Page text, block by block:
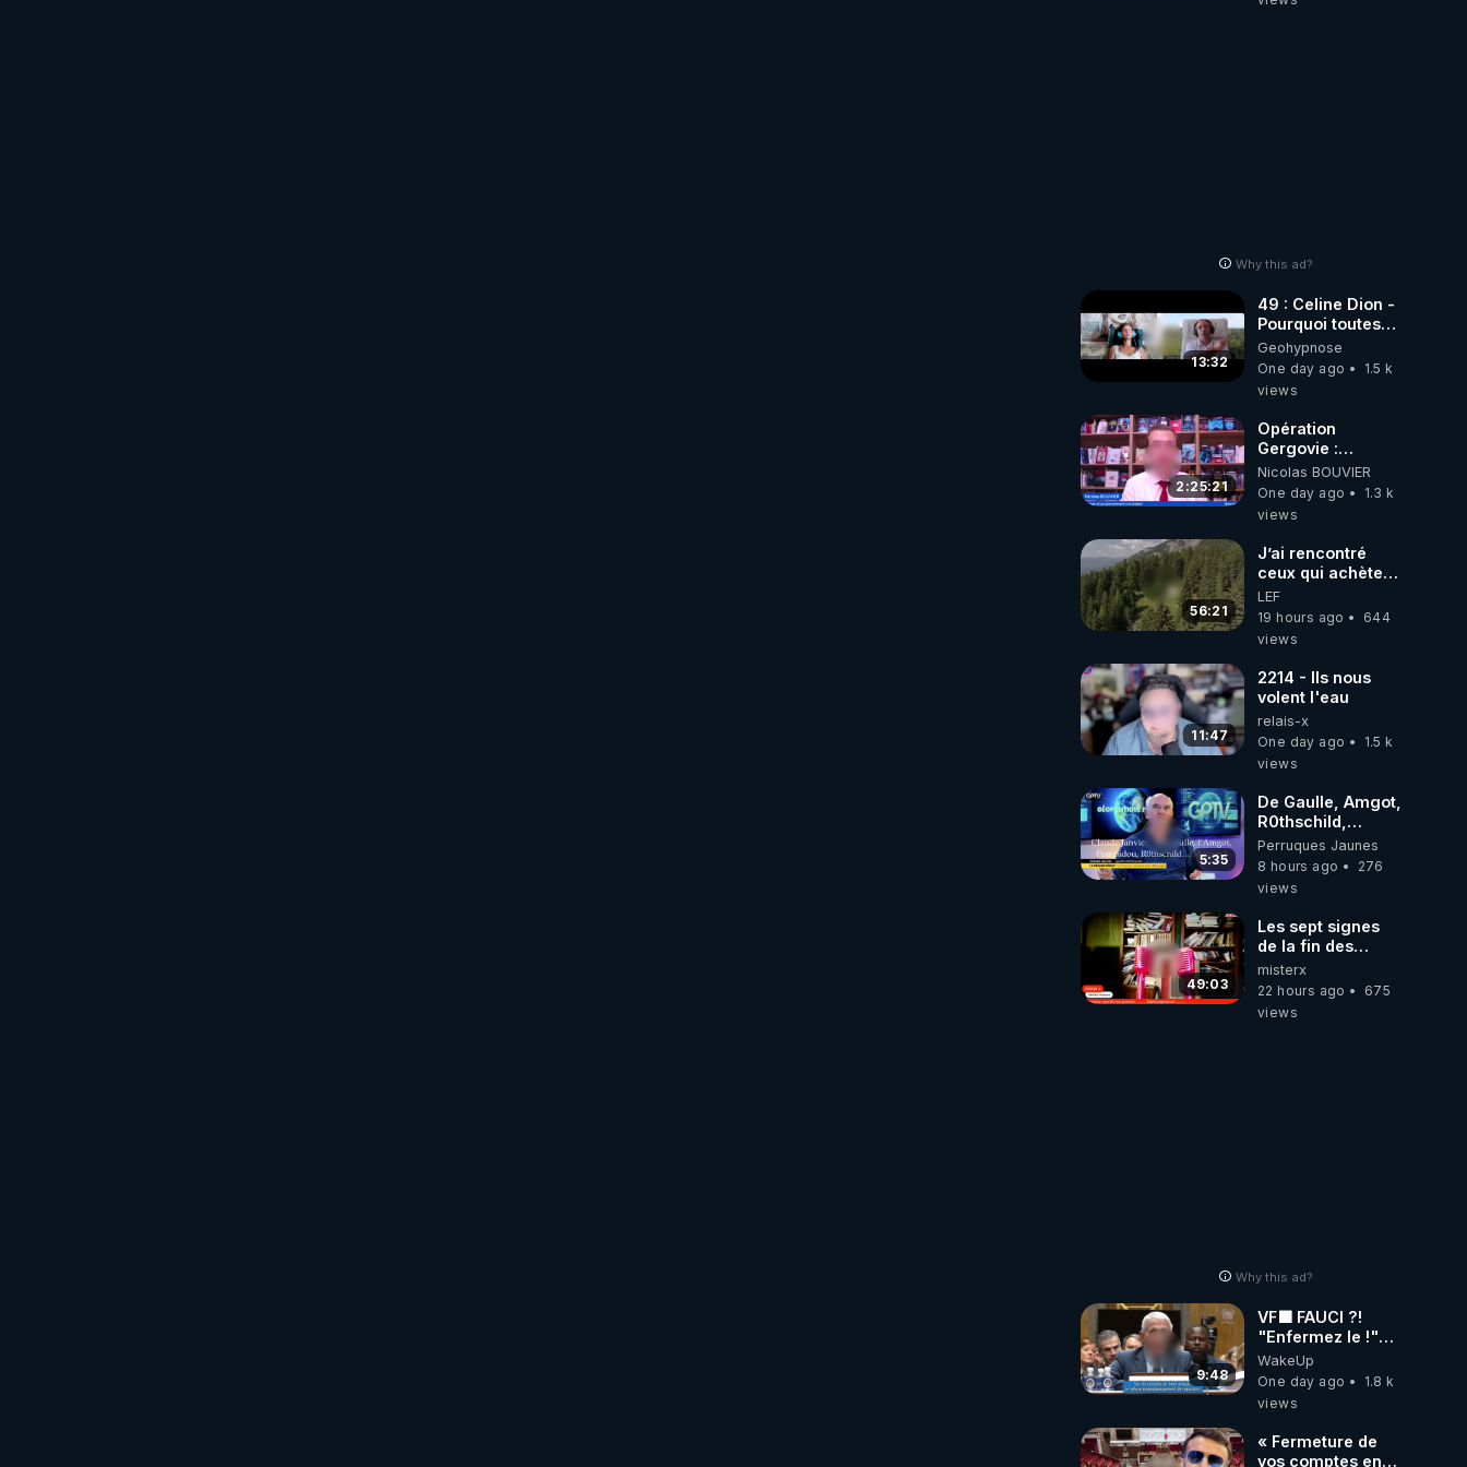
Why this ad?
13:32
49 : Celine Dion -
Pourquoi toutes
ces rumeurs ?
Enquête sous
hypnose
Geohypnose
One day ago
1.5 k
views
2:25:21
Opération
Gergovie :
‪@38resistancegauloise‬
‪@MarionSigautOfficiel‬
‪@gladysriifard5710‬
Nicolas BOUVIER
One day ago
1.3 k
views
56:21
J’ai rencontré
ceux qui achètent
des bunkers pour
survivre à la fin
du monde
LEF
19 hours ago
644
views
11:47
2214 - Ils nous
volent l'eau
relais-x
One day ago
1.5 k
views
5:35
De Gaulle, Amgot,
R0thschild,
Macron &
Pompidou…
Macron Claude
X 2024
Perruques Jaunes
8 hours ago
276
views
49:03
Les sept signes
de la fin des
temps selon
l’intervenant
misterx
22 hours ago
675
views
Why this ad?
9:48
VF🟩 FAUCI ?!
"Enfermez le !"
(Lock him up!) -
Quartz Traduction
WakeUp
One day ago
1.8 k
views
« Fermeture de
vos comptes en